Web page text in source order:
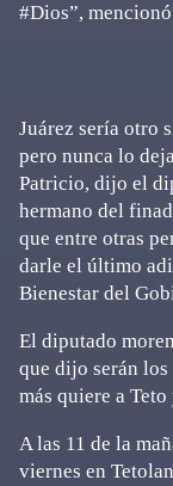
#Dios”,
Juárez sería otro
pero nunca lo
Patricio, dijo el
hermano del
que entre otras
darle el último
Bienestar del
El diputado
que dijo serán
más quiere a
A las 11 de la
viernes en